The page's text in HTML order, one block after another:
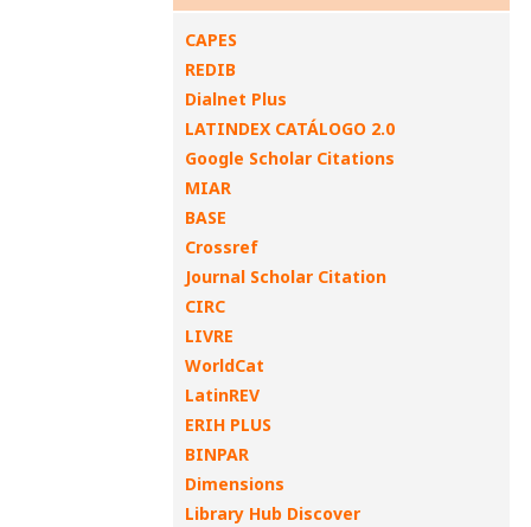
CAPES
REDIB
Dialnet Plus
LATINDEX CATÁLOGO 2.0
Google Scholar Citations
MIAR
BASE
Crossref
Journal Scholar Citation
CIRC
LIVRE
WorldCat
LatinREV
ERIH PLUS
BINPAR
Dimensions
Library Hub Discover